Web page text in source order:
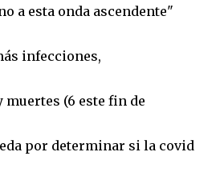
a esta onda ascendente"
infecciones,
(6 este fin de
por determinar si la covid